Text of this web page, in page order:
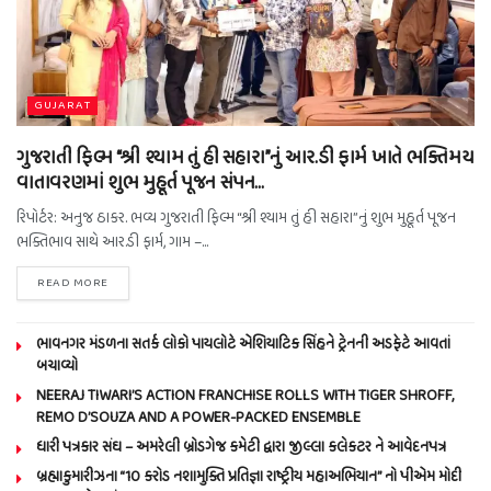
GUJARAT
ગુજરાતી ફિલ્મ “શ્રી શ્યામ તું હી સહારા”નું આર.ડી ફાર્મ ખાતે ભક્તિમય
વાતાવરણમાં શુભ મુહૂર્ત પૂજન સંપન…
રિપોર્ટર: અનુજ ઠાકર. ભવ્ય ગુજરાતી ફિલ્મ “શ્રી શ્યામ તું હી સહારા”નું શુભ મુહૂર્ત પૂજન
ભક્તિભાવ સાથે આર.ડી ફાર્મ, ગામ –...
READ MORE
ભાવનગર મંડળના સતર્ક લોકો પાયલોટે એશિયાટિક સિંહને ટ્રેનની અડફેટે આવતાં
બચાવ્યો
NEERAJ TIWARI’S ACTION FRANCHISE ROLLS WITH TIGER SHROFF,
REMO D’SOUZA AND A POWER-PACKED ENSEMBLE
ધારી પત્રકાર સંઘ – અમરેલી બ્રોડગેજ કમેટી દ્વારા જીલ્લા કલેકટર ને આવેદનપત્ર
બ્રહ્માકુમારીઝના “10 કરોડ નશામુક્તિ પ્રતિજ્ઞા રાષ્ટ્રીય મહાઅભિયાન” નો પીએમ મોદી